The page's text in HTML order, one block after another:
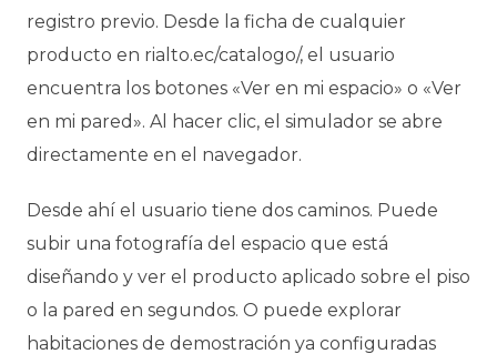
registro previo. Desde la ficha de cualquier
producto en rialto.ec/catalogo/, el usuario
encuentra los botones «Ver en mi espacio» o «Ver
en mi pared». Al hacer clic, el simulador se abre
directamente en el navegador.
Desde ahí el usuario tiene dos caminos. Puede
subir una fotografía del espacio que está
diseñando y ver el producto aplicado sobre el piso
o la pared en segundos. O puede explorar
habitaciones de demostración ya configuradas